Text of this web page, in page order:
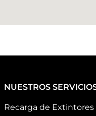
NUESTROS
Recarga de Extintores